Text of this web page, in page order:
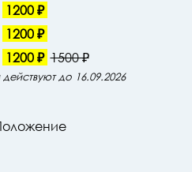
1200 ₽
1200 ₽
1200 ₽ 1500 ₽
до 16.09.2026